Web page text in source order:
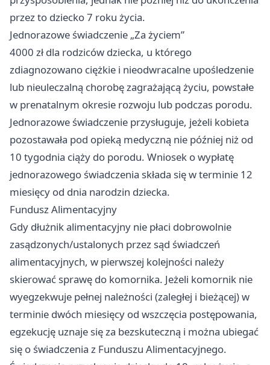
przez to dziecko 7 roku życia.
Jednorazowe świadczenie „Za życiem”
4000 zł dla rodziców dziecka, u którego
zdiagnozowano ciężkie i nieodwracalne upośledzenie
lub nieuleczalną chorobę zagrażającą życiu, powstałe
w prenatalnym okresie rozwoju lub podczas porodu.
Jednorazowe świadczenie przysługuje, jeżeli kobieta
pozostawała pod opieką medyczną nie później niż od
10 tygodnia ciąży do porodu. Wniosek o wypłatę
jednorazowego świadczenia składa się w terminie 12
miesięcy od dnia narodzin dziecka.
Fundusz Alimentacyjny
Gdy dłużnik alimentacyjny nie płaci dobrowolnie
zasądzonych/ustalonych przez sąd świadczeń
alimentacyjnych, w pierwszej kolejności należy
skierować sprawę do komornika. Jeżeli komornik nie
wyegzekwuje pełnej należności (zaległej i bieżącej) w
terminie dwóch miesięcy od wszczęcia postępowania,
egzekucję uznaje się za bezskuteczną i można ubiegać
się o świadczenia z Funduszu Alimentacyjnego.